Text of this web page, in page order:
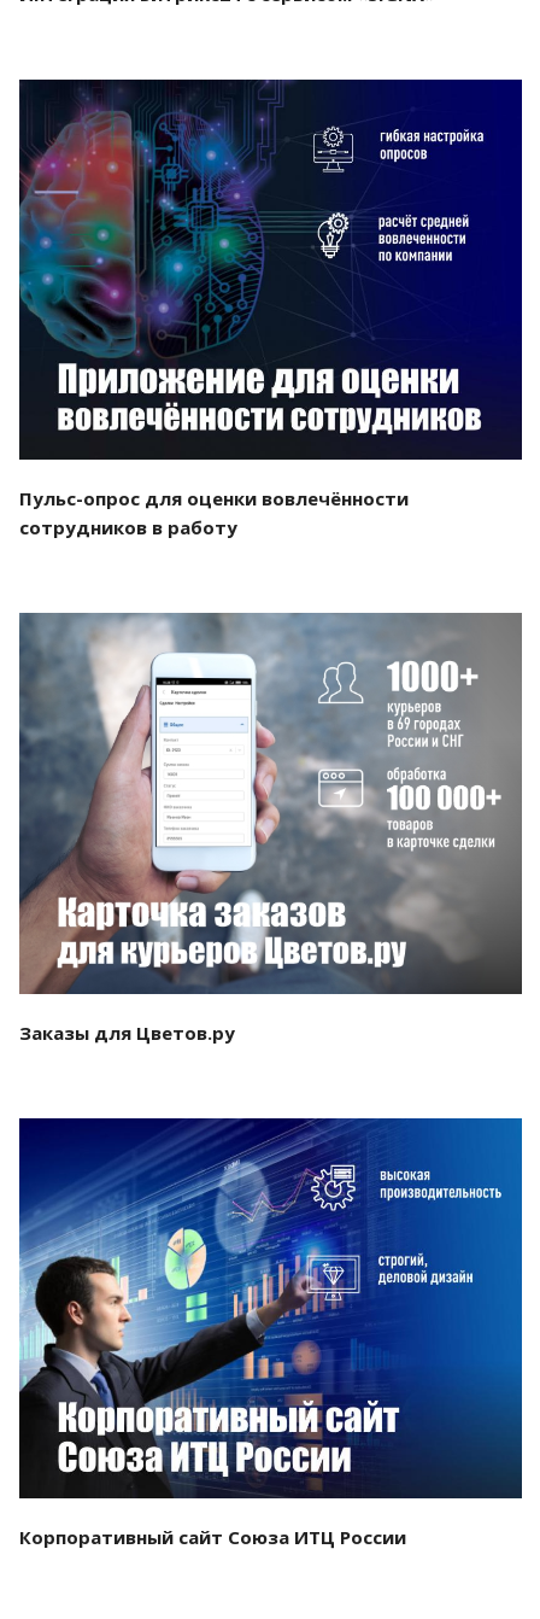
Смотреть проект
Пульс-опрос для оценки вовлечённости
сотрудников в работу
Смотреть проект
Заказы для Цветов.ру
Смотреть проект
Корпоративный сайт Союза ИТЦ России